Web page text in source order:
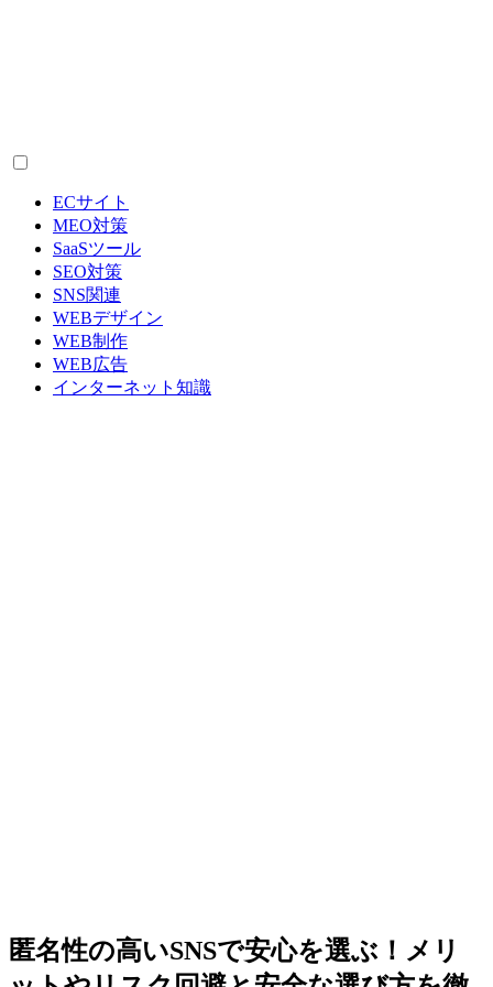
ECサイト
MEO対策
SaaSツール
SEO対策
SNS関連
WEBデザイン
WEB制作
WEB広告
インターネット知識
匿名性の高いSNSで安心を選ぶ！メリ